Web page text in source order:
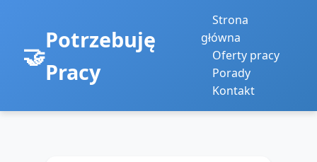
Potrzebuję
Pracy
Strona
główna
Oferty pracy
Porady
Kontakt